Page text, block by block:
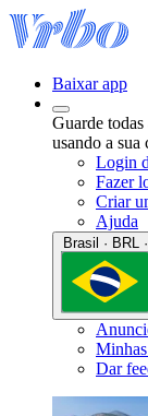
Baixar app
Guarde
usando a sua
Login
Fazer
Criar
Ajuda
Dar